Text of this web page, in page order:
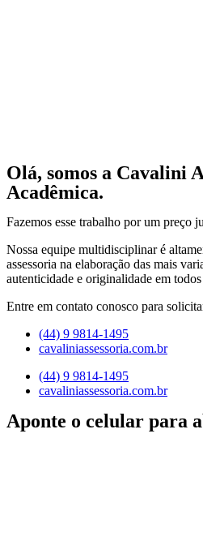
Olá, somos a Cavalini
Acadêmica.
Fazemos esse trabalho por um preço
Nossa equipe multidisciplinar é
assessoria na elaboração das mais
autenticidade e originalidade em
Entre em contato conosco para
(44) 9 9814-1495
cavaliniassessoria.com.br
(44) 9 9814-1495
cavaliniassessoria.com.br
Aponte o celular para